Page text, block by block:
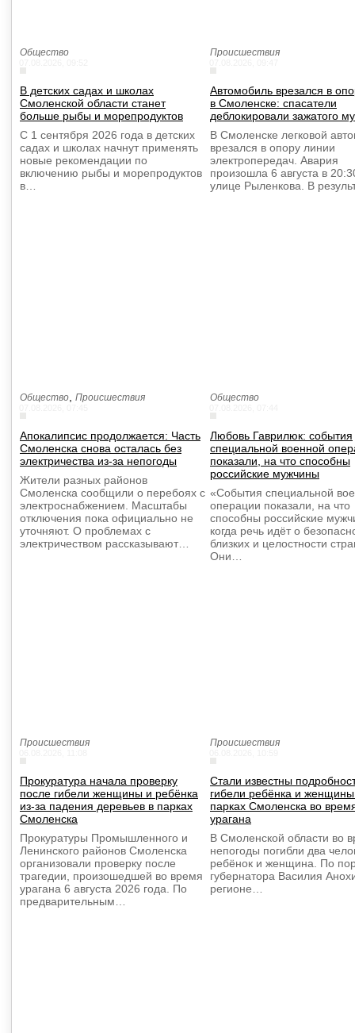
Общество
В детских садах и школах
Смоленской области станет
больше рыбы и морепродуктов
С 1 сентября 2026 года в детских
садах и школах начнут применять
новые рекомендации по
включению рыбы и морепродуктов
в…
Происшествия
Автомобиль врезался в
в Смоленске: спасатели
деблокировали зажатого
В Смоленске легковой
врезался в опору линии
электропередач. Авария
произошла 6 августа в
улице Рыленкова. В
Общество Происшествия
Апокалипсис продолжается: Часть
Смоленска снова осталась без
электричества из-за непогоды
Жители разных районов
Смоленска сообщили о перебоях с
электроснабжением. Масштабы
отключения пока официально не
уточняют. О проблемах с
электричеством рассказывают…
Общество
Любовь Гаврилюк: события
специальной военной
показали, на что способны
российские мужчины
«События специальной
операции показали, на что
способны российские
когда речь идёт о
близких и целостности
Они…
Происшествия
Прокуратура начала проверку
после гибели женщины и ребёнка
из-за падения деревьев в парках
Смоленска
Прокуратуры Промышленного и
Ленинского районов Смоленска
организовали проверку после
трагедии, произошедшей во время
урагана 6 августа 2026 года. По
предварительным…
Происшествия
Стали известны
гибели ребёнка и
парках Смоленска во
урагана
В Смоленской области во
непогоды погибли два
ребёнок и женщина. По
губернатора Василия
регионе…